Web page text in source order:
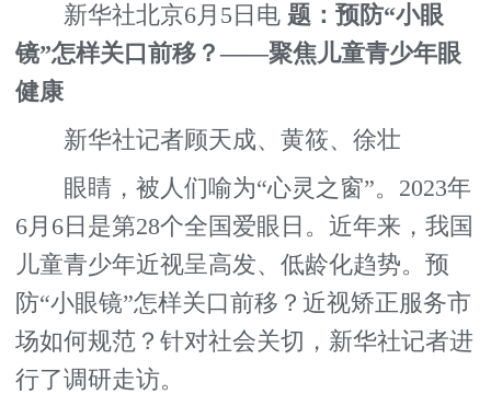
新华社北京6月5日电 题：预防“小眼
镜”怎样关口前移？——聚焦儿童青少年眼
健康
新华社记者顾天成、黄筱、徐壮
眼睛，被人们喻为“心灵之窗”。2023年
6月6日是第28个全国爱眼日。近年来，我国
儿童青少年近视呈高发、低龄化趋势。预
防“小眼镜”怎样关口前移？近视矫正服务市
场如何规范？针对社会关切，新华社记者进
行了调研走访。